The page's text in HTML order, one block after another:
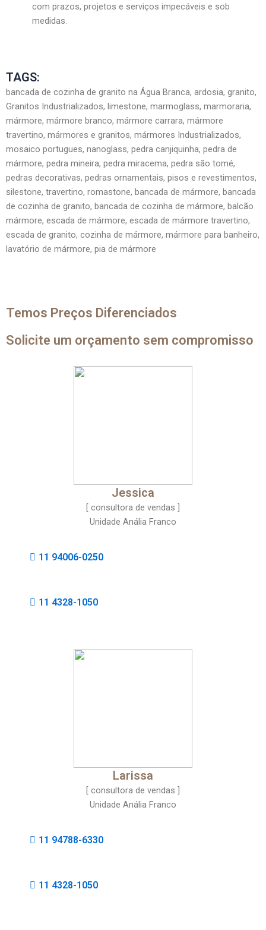
com prazos, projetos e serviços impecáveis e sob
medidas.
TAGS:
bancada de cozinha de granito na Água Branca, ardosia, granito,
Granitos Industrializados, limestone, marmoglass, marmoraria,
mármore, mármore branco, mármore carrara, mármore
travertino, mármores e granitos, mármores Industrializados,
mosaico portugues, nanoglass, pedra canjiquinha, pedra de
mármore, pedra mineira, pedra miracema, pedra são tomé,
pedras decorativas, pedras ornamentais, pisos e revestimentos,
silestone, travertino, romastone, bancada de mármore, bancada
de cozinha de granito, bancada de cozinha de mármore, balcão
mármore, escada de mármore, escada de mármore travertino,
escada de granito, cozinha de mármore, mármore para banheiro,
lavatório de mármore, pia de mármore
Temos Preços Diferenciados
Solicite um orçamento sem compromisso
Jessica
[ consultora de vendas ]
Unidade Anália Franco
11 94006-0250
11 4328-1050
Larissa
[ consultora de vendas ]
Unidade Anália Franco
11 94788-6330
11 4328-1050